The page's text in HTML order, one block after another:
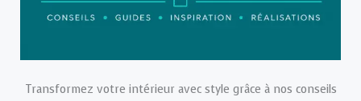
Transformez votre intérieur avec style grâce à nos conseils